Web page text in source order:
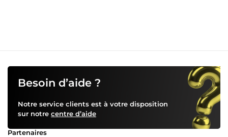
Besoin d’aide ?
Notre service clients est à votre disposition
sur notre centre d’aide
Partenaires